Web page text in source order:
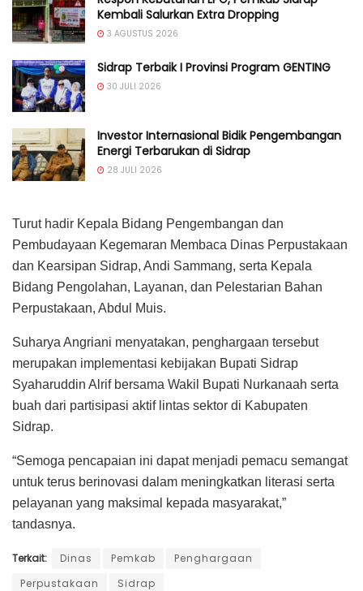
Kembali Salurkan Extra Dropping
3 AGUSTUS 2026
Sidrap Terbaik I Provinsi Program GENTING
30 JULI 2026
Investor Internasional Bidik Pengembangan
Energi Terbarukan di Sidrap
28 JULI 2026
Turut hadir Kepala Bidang Pengembangan dan
Pembudayaan Kegemaran Membaca Dinas Perpustakaan
dan Kearsipan Sidrap, Andi Sammang, serta Kepala
Bidang Pengolahan, Layanan, dan Pelestarian Bahan
Perpustakaan, Abdul Muis.
Suharya Angriani menyatakan, penghargaan tersebut
merupakan implementasi kebijakan Bupati Sidrap
Syaharuddin Alrif bersama Wakil Bupati Nurkanaah serta
buah dari partisipasi aktif lintas sektor di Kabupaten
Sidrap.
“Semoga pencapaian ini dapat menjadi pemacu semangat
untuk terus berinovasi dalam meningkatkan literasi serta
pelayanan yang maksimal kepada masyarakat,”
tandasnya.
Terkait: Dinas Pemkab
Penghargaan
Perpustakaan
Sidrap